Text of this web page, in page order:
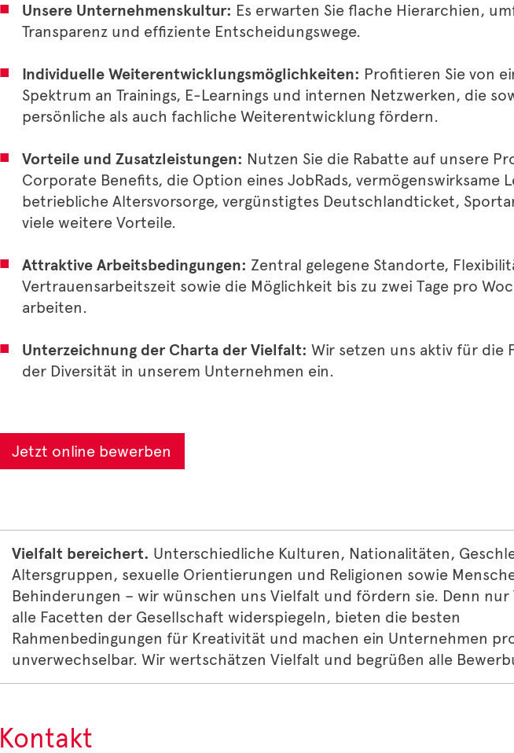
Unsere Unternehmenskultur: Es erwarten Sie flache Hierarchien,
Transparenz und effiziente Entscheidungswege.
Individuelle Weiterentwicklungsmöglichkeiten: Profitieren Sie von
Spektrum an Trainings, E-Learnings und internen Netzwerken, die
persönliche als auch fachliche Weiterentwicklung fördern.
Vorteile und Zusatzleistungen: Nutzen Sie die Rabatte auf unsere
Corporate Benefits, die Option eines JobRads, vermögenswirksame
betriebliche Altersvorsorge, vergünstigtes Deutschlandticket,
viele weitere Vorteile.
Attraktive Arbeitsbedingungen: Zentral gelegene Standorte,
Vertrauensarbeitszeit sowie die Möglichkeit bis zu zwei Tage pro
arbeiten.
Unterzeichnung der Charta der Vielfalt: Wir setzen uns aktiv für die
der Diversität in unserem Unternehmen ein.
Jetzt online bewerben
Vielfalt bereichert. Unterschiedliche Kulturen, Nationalitäten,
Altersgruppen, sexuelle Orientierungen und Religionen sowie
Behinderungen – wir wünschen uns Vielfalt und fördern sie. Denn nur
alle Facetten der Gesellschaft widerspiegeln, bieten die besten
Rahmenbedingungen für Kreativität und machen ein Unternehmen
unverwechselbar. Wir wertschätzen Vielfalt und begrüßen alle
Kontakt